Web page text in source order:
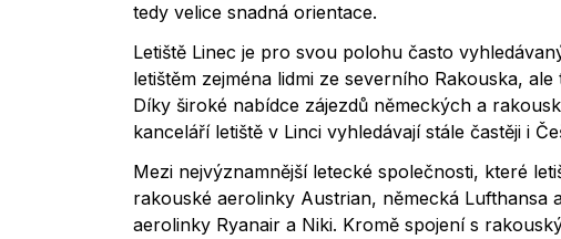
tedy velice snadná orientace.
Letiště Linec je pro svou polohu často
letištěm zejména lidmi ze severního Rakouska,
Díky široké nabídce zájezdů německých a
kanceláří letiště v Linci vyhledávají stále častěji i
Mezi nejvýznamnější letecké společnosti, které
rakouské aerolinky Austrian, německá Lufthansa
aerolinky Ryanair a Niki. Kromě spojení s